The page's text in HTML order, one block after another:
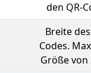
den QR-
Breite
Codes.
Größe von